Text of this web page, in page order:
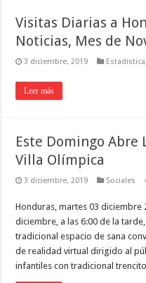
Visitas Diarias a
Noticias, Mes de
3 diciembre, 2019 Estadistica
Leer más
Este Domingo Abre
Villa Olímpica
3 diciembre, 2019 Sociales
Honduras, martes 03
diciembre, a las 6:00 de la
tradicional espacio de sana
de realidad virtual dirigido al
infantiles con tradicional